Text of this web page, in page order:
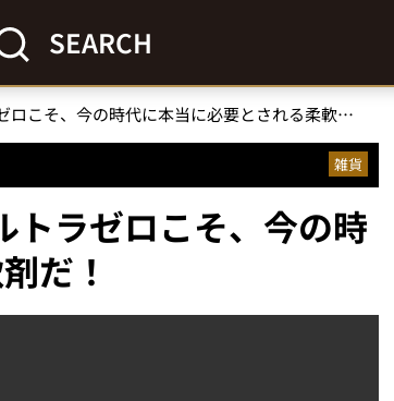
SEARCH
ソフラン プレミアム消臭 ウルトラゼロこそ、今の時代に本当に必要とされる柔軟剤だ！
雑貨
トラゼロこそ、今の時
だ！